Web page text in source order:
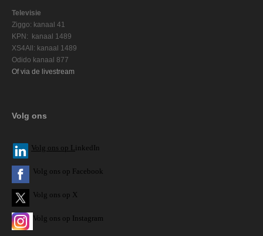
Televisie
Ziggo: kanaal 41
KPN: kanaal 1489
XS4All: kanaal 1489
Odido kanaal 877
Of via de livestream
Volg ons
Volg ons op L inkedIn
Volg ons op Facebook
Volg ons op X
Volg ons op Instagram